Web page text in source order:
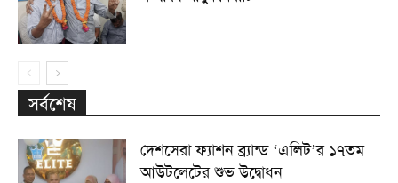
সর্বশেষ
দেশসেরা ফ্যাশন ব্র্যান্ড ‘এলিট’র ১৭তম
আউটলেটের শুভ উদ্বোধন